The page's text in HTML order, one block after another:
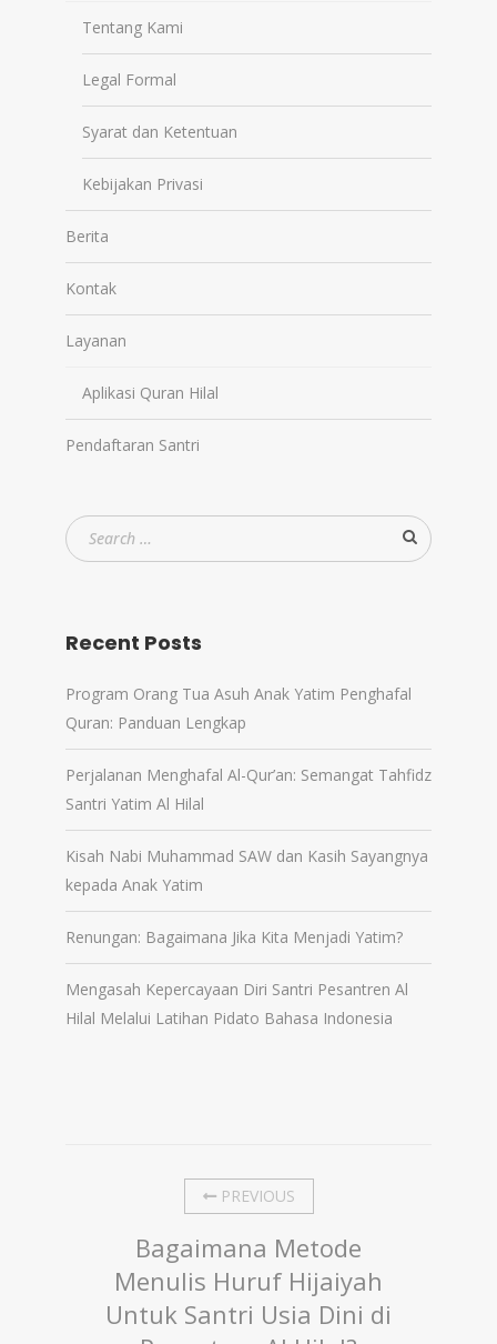
Tentang Kami
Legal Formal
Syarat dan Ketentuan
Kebijakan Privasi
Berita
Kontak
Layanan
Aplikasi Quran Hilal
Pendaftaran Santri
Recent Posts
Program Orang Tua Asuh Anak Yatim Penghafal
Quran: Panduan Lengkap
Perjalanan Menghafal Al-Qur’an: Semangat Tahfidz
Santri Yatim Al Hilal
Kisah Nabi Muhammad SAW dan Kasih Sayangnya
kepada Anak Yatim
Renungan: Bagaimana Jika Kita Menjadi Yatim?
Mengasah Kepercayaan Diri Santri Pesantren Al
Hilal Melalui Latihan Pidato Bahasa Indonesia
PREVIOUS
Bagaimana Metode
Menulis Huruf Hijaiyah
Untuk Santri Usia Dini di